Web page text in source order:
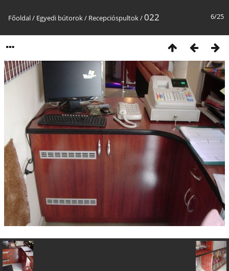
6/25
Főoldal/ Egyedi bútorok/ Recepcióspultok/022